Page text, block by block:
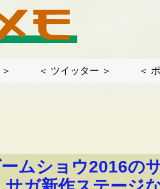
＜ ツイッター ＞ ＜
ムショウ2016の